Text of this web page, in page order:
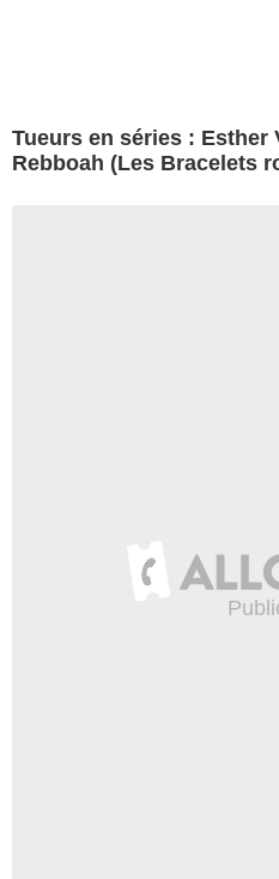
Tueurs en séries : Esther
Rebboah (Les Bracelets